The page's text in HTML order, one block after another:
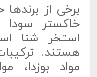
برخی از
خاکستر سودا
استخر شنا
هستند.
مواد بوزدا،